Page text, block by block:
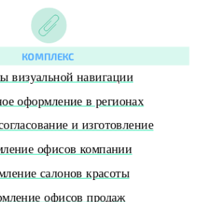
КОМПЛЕКС
визуальной навигации
оформление в регионах
и изготовление
офисов компании
салонов красоты
офисов продаж